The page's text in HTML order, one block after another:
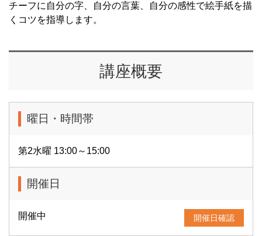
チーフに自分の字、自分の言葉、自分の感性で絵手紙を描
くコツを指導します。
講座概要
曜日・時間帯
第2水曜 13:00～15:00
開催日
開催中 開催日確認